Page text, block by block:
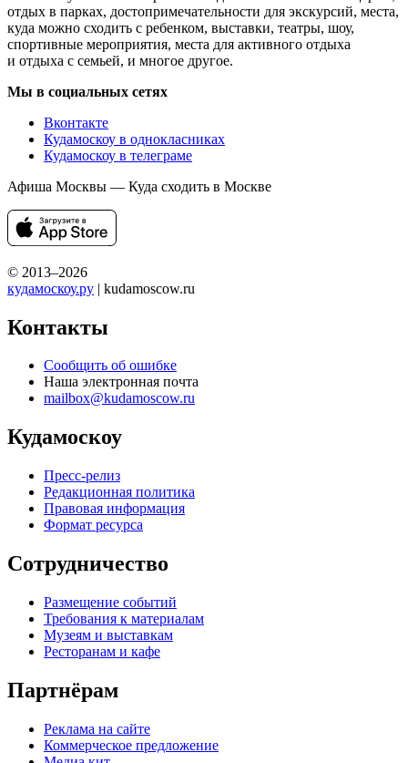
отдых в парках, достопримечательности для экскурсий, места,
куда можно сходить с ребенком, выставки, театры, шоу,
спортивные мероприятия, места для активного отдыха
и отдыха с семьей, и многое другое.
Мы в социальных сетях
Вконтакте
Кудамоскоу в однокласниках
Кудамоскоу в телеграме
Афиша Москвы — Куда сходить в Москве
© 2013–2026
кудамоскоу.ру | kudamoscow.ru
Контакты
Сообщить об ошибке
Наша электронная почта
mailbox@kudamoscow.ru
Кудамоскоу
Пресс-релиз
Редакционная политика
Правовая информация
Формат ресурса
Сотрудничество
Размещение событий
Требования к материалам
Музеям и выставкам
Ресторанам и кафе
Партнёрам
Реклама на сайте
Коммерческое предложение